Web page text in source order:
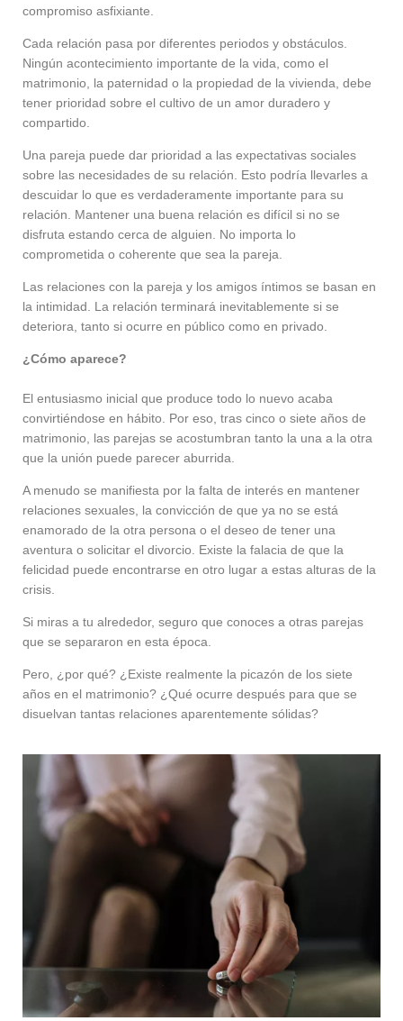
compromiso asfixiante.
Cada relación pasa por diferentes periodos y obstáculos.
Ningún acontecimiento importante de la vida, como el
matrimonio, la paternidad o la propiedad de la vivienda, debe
tener prioridad sobre el cultivo de un amor duradero y
compartido.
Una pareja puede dar prioridad a las expectativas sociales
sobre las necesidades de su relación. Esto podría llevarles a
descuidar lo que es verdaderamente importante para su
relación. Mantener una buena relación es difícil si no se
disfruta estando cerca de alguien. No importa lo
comprometida o coherente que sea la pareja.
Las relaciones con la pareja y los amigos íntimos se basan en
la intimidad. La relación terminará inevitablemente si se
deteriora, tanto si ocurre en público como en privado.
¿Cómo aparece?
El entusiasmo inicial que produce todo lo nuevo acaba
convirtiéndose en hábito. Por eso, tras cinco o siete años de
matrimonio, las parejas se acostumbran tanto la una a la otra
que la unión puede parecer aburrida.
A menudo se manifiesta por la falta de interés en mantener
relaciones sexuales, la convicción de que ya no se está
enamorado de la otra persona o el deseo de tener una
aventura o solicitar el divorcio. Existe la falacia de que la
felicidad puede encontrarse en otro lugar a estas alturas de la
crisis.
Si miras a tu alrededor, seguro que conoces a otras parejas
que se separaron en esta época.
Pero, ¿por qué? ¿Existe realmente la picazón de los siete
años en el matrimonio? ¿Qué ocurre después para que se
disuelvan tantas relaciones aparentemente sólidas?